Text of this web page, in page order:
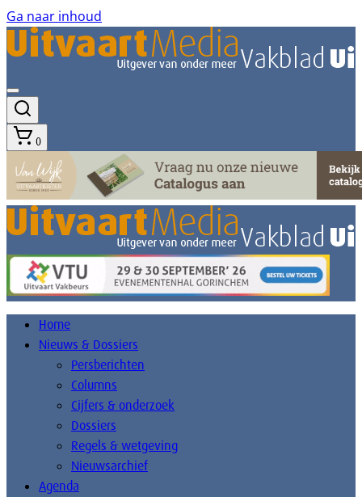
Ga naar inhoud
0
Home
Nieuws & Dossiers
Persberichten
Columns
Cijfers & onderzoek
Dossiers
Regels & wetgeving
Nieuwsarchief
Agenda